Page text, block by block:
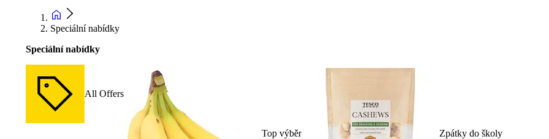
Speciální nabídky
Speciální nabídky
All Offers
Top výběr Zpátky do školy